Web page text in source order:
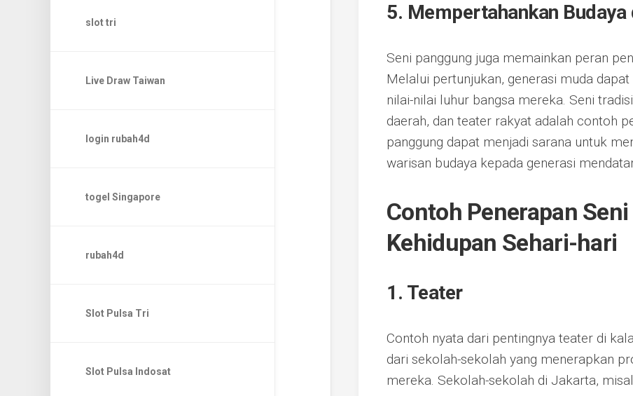
slot tri
Live Draw Taiwan
login rubah4d
togel Singapore
rubah4d
Slot Pulsa Tri
Slot Pulsa Indosat
5. Mempertahankan Budaya
Seni panggung juga memainkan peran
Melalui pertunjukan, generasi muda
nilai-nilai luhur bangsa mereka. Seni
daerah, dan teater rakyat adalah contoh
panggung dapat menjadi sarana untuk
warisan budaya kepada generasi
Contoh Penerapan
Kehidupan Sehari-hari
1. Teater
Contoh nyata dari pentingnya teater di
dari sekolah-sekolah yang menerapkan
mereka. Sekolah-sekolah di Jakarta,